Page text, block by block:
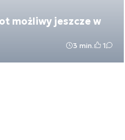
możliwy jeszcze w
3 min. 1